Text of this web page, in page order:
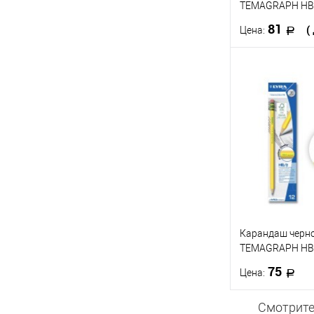
TEMAGRAPH HB
Цена: 81 (
Купить в 1 клик
В избранное
Твёрдость
B
Карандаш
TEMAGRAPH HB
Цена: 75